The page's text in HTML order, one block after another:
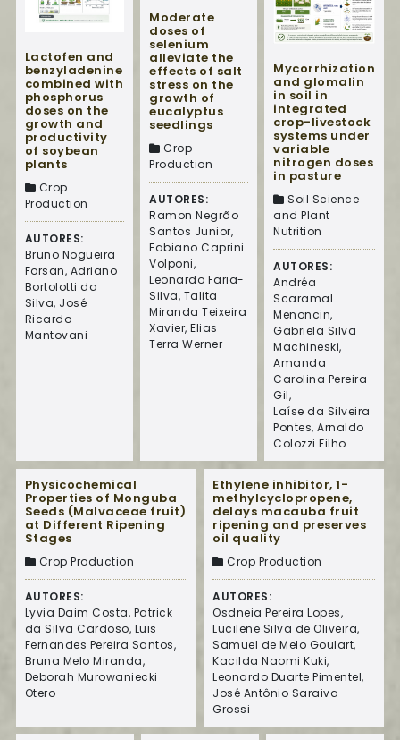
Lactofen and
benzyladenine
combined with
phosphorus
doses on the
growth and
productivity
of soybean
plants
Crop
Production
AUTORES:
Bruno Nogueira
Forsan, Adriano
Bortolotti da
Silva, José
Ricardo
Mantovani
Moderate
doses of
selenium
alleviate the
effects of salt
stress on the
growth of
eucalyptus
seedlings
Crop
Production
AUTORES:
Ramon Negrão
Santos Junior,
Fabiano Caprini
Volponi,
Leonardo Faria-
Silva, Talita
Miranda Teixeira
Xavier, Elias
Terra Werner
Mycorrhization
and glomalin
in soil in
integrated
crop-livestock
systems under
variable
nitrogen doses
in pasture
Soil Science
and Plant
Nutrition
AUTORES:
Andréa
Scaramal
Menoncin,
Gabriela Silva
Machineski,
Amanda
Carolina Pereira
Gil,
Laíse da Silveira
Pontes, Arnaldo
Colozzi Filho
Physicochemical
Properties of Monguba
Seeds (Malvaceae fruit)
at Different Ripening
Stages
Crop Production
AUTORES:
Lyvia Daim Costa, Patrick
da Silva Cardoso, Luis
Fernandes Pereira Santos,
Bruna Melo Miranda,
Deborah Murowaniecki
Otero
Ethylene inhibitor, 1-
methylcyclopropene,
delays macauba fruit
ripening and preserves
oil quality
Crop Production
AUTORES:
Osdneia Pereira Lopes,
Lucilene Silva de Oliveira,
Samuel de Melo Goulart,
Kacilda Naomi Kuki,
Leonardo Duarte Pimentel,
José Antônio Saraiva
Grossi